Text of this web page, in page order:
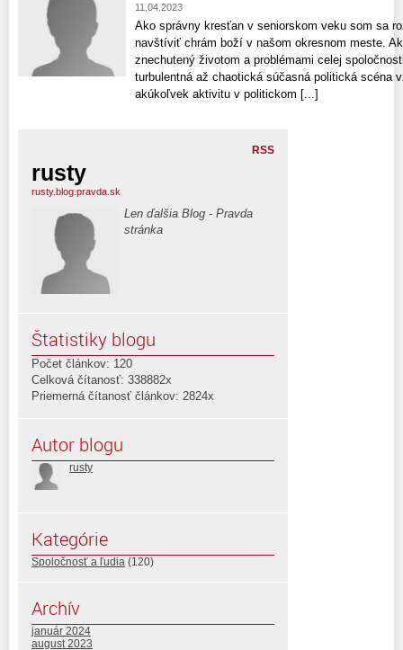
11.04.2023
Ako správny kresťan v seniorskom veku som sa
navštíviť chrám boží v našom okresnom meste.
znechutený životom a problémami celej
turbulentná až chaotická súčasná politická scéna
akúkoľvek aktivitu v politickom [...]
RSS
rusty
rusty.blog.pravda.sk
Len ďalšia Blog - Pravda
stránka
Štatistiky blogu
Počet článkov: 120
Celková čítanosť: 338882x
Priemerná čítanosť článkov: 2824x
Autor blogu
rusty
Kategórie
Spoločnosť a ľudia (120)
Archív
január 2024
august 2023